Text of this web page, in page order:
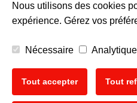
Politique
Nous utilisons des cookies
expérience. Gérez vos
Nécessaire Analytique
Tout accepter Tout